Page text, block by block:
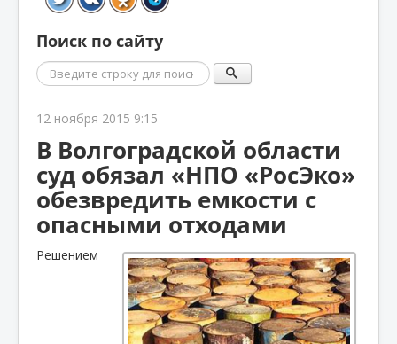
Поиск по сайту
Поиск
12 ноября 2015 9:15
В Волгоградской области
суд обязал «НПО «РосЭко»
обезвредить емкости с
опасными отходами
Решением